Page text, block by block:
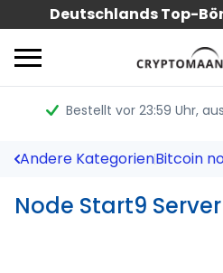
Deutschlands Top-
Bestellt vor 23:59 Uhr,
Andere KategorienBitcoin
Node Start9